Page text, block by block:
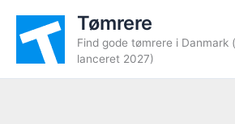
indholdet
Tømrere
Find gode tømrere i Danmark
lanceret 2027)